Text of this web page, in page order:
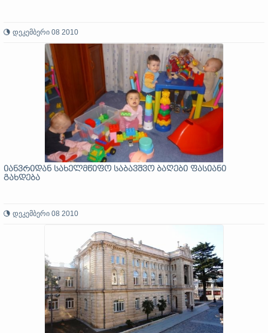
დეკემბერი 08 2010
იანვრიდან სახელმწიფო საბავშვო ბაღები ფასიანი
გახდება
დეკემბერი 08 2010